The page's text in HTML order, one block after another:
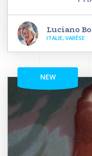
Luciano
ITALIE, VARÈSE
NEW